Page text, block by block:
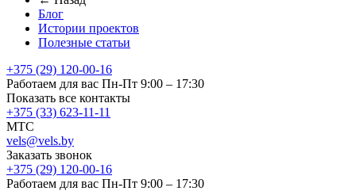
Блог
Истории проектов
Полезные статьи
+375 (29) 120-00-16
Работаем для вас Пн-Пт 9:00 – 17:30
Показать все контакты
+375 (33) 623-11-11
MTC
vels@vels.by
Заказать звонок
+375 (29) 120-00-16
Работаем для вас Пн-Пт 9:00 – 17:30